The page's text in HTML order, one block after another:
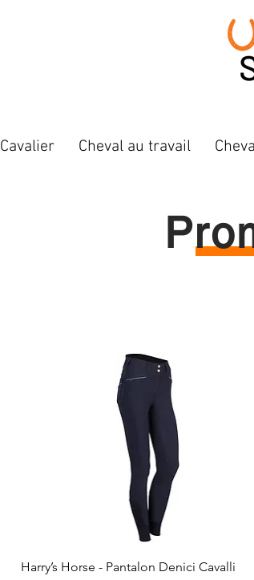
Cavalier Cheval au travail
Aperçu rapide
Harry’s Horse - Pantalon Denici Cavalli